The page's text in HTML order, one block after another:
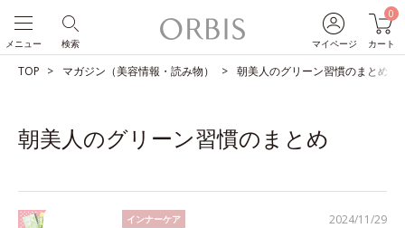
マイページ
0
カート
検索
メニュー
TOP マガジン（美容情報・読み物） 朝美人のグリーン習慣のまとめ
朝美人のグリーン習慣のまとめ
2024/11/29
インナーケア